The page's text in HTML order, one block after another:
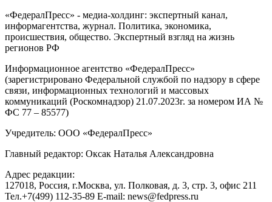
«ФедералПресс» - медиа-холдинг: экспертный канал,
информагентства, журнал. Политика, экономика,
происшествия, общество. Экспертный взгляд на жизнь
регионов РФ
Информационное агентство «ФедералПресс»
(зарегистрировано Федеральной службой по надзору в сфере
связи, информационных технологий и массовых
коммуникаций (Роскомнадзор) 21.07.2023г. за номером ИА №
ФС 77 – 85577)
Учредитель: ООО «ФедералПресс»
Главный редактор: Оксак Наталья Александровна
Адрес редакции:
127018, Россия, г.Москва, ул. Полковая, д. 3, стр. 3, офис 211
Тел.+7(499) 112-35-89 E-mail: news@fedpress.ru